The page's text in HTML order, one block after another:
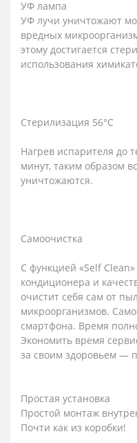
УФ лампа
УФ лучи уничтожают
вредных
этому достигается
использования
Стерилизация 56°С
Нагрев испарителя до
минут, таким образом
уничтожаются.
Самоочистка
С функцией «Self
кондиционера и
очистит себя сам от
микроорганизмов.
смартфона. Время
Экономить время
за своим здоровьем —
Простая установка
Простой монтаж
Почти как из коробки!